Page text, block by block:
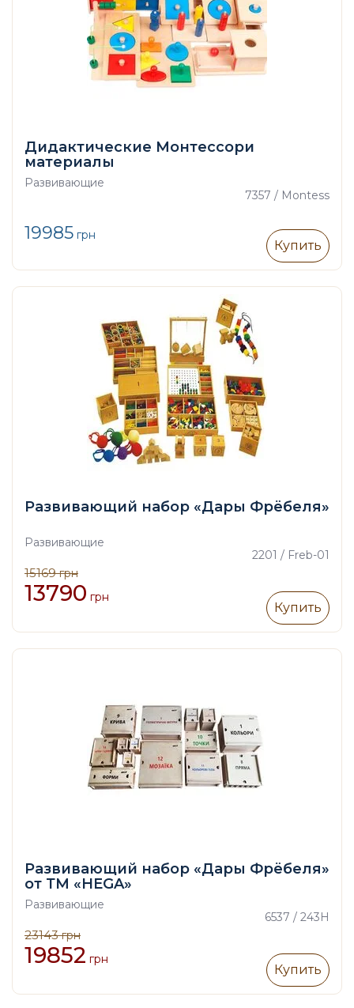
Дидактические Монтессори
материалы
Развивающие
7357 / Montess
19985 грн
Купить
Развивающий набор «Дары Фрёбеля»
Развивающие
2201 / Freb-01
15169грн
13790 грн
Купить
Развивающий набор «Дары Фрёбеля»
от ТМ «HEGA»
Развивающие
6537 / 243H
23143грн
19852 грн
Купить